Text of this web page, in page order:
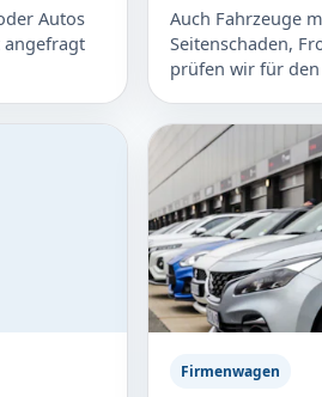
Autos
Auch Fahrzeuge
Seitenschaden,
prüfen wir für
Firmenwagen